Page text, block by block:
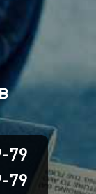
79
79